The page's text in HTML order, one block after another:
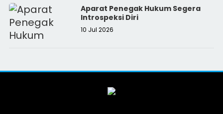
Aparat Penegak Hukum Segera
Introspeksi Diri
10 Jul 2026